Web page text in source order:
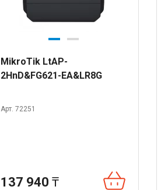
MikroTik LtAP-
2HnD&FG621-EA&LR8G
Арт. 72251
137 940 ₸